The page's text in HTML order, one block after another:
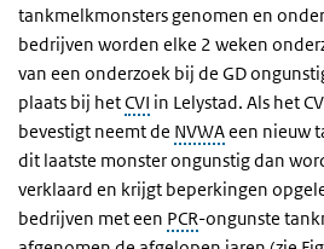
tankmelkmonsters genomen en
bedrijven worden elke 2 weken
van een onderzoek bij de GD
plaats bij hetCVI in Lelystad. Als het
bevestigt neemt de NVWAeen nieuw
dit laatste monster ongunstig dan
verklaard en krijgt beperkingen
bedrijven met een PCR-ongunste